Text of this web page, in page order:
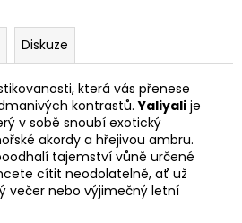
Diskuze
která vás přenese
kontrastů.Yaliyali je
v sobě snoubí exotický
akordy a hřejivou ambru.
tajemství vůně určené
cítit neodolatelně, ať už
večer nebo výjimečný letní